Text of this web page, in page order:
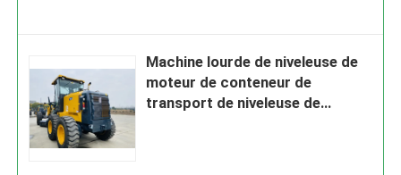
Machine lourde de niveleuse de
moteur de conteneur de
transport de niveleuse de